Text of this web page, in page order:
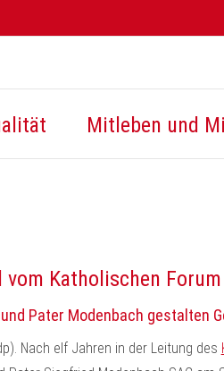
Mitleben und
vom Katholischen Forum
Pater Modenbach gestalten
Nach elf Jahren in der Leitung des